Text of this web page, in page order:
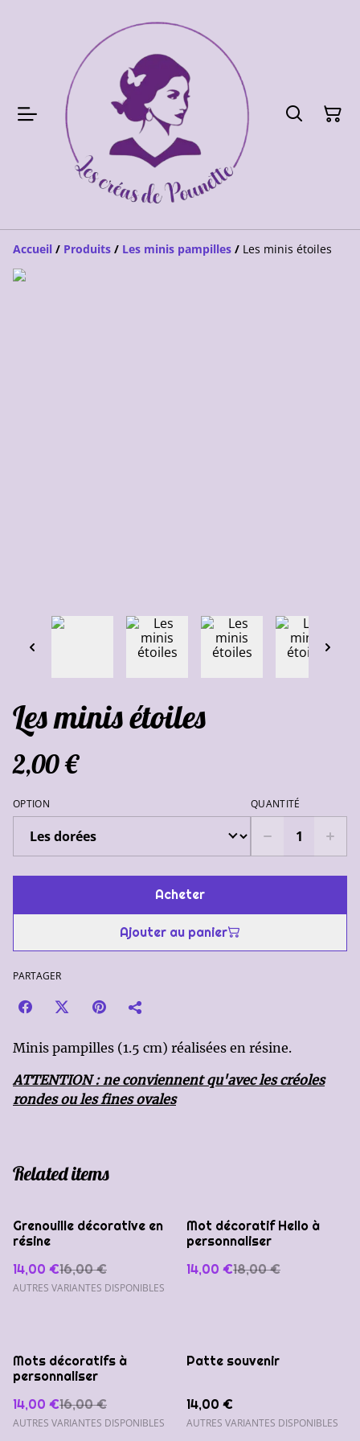
Accueil / Produits / Les minis pampilles / Les minis étoiles
Les minis étoiles
2,00 €
OPTION QUANTITÉ
Acheter
Ajouter au panier
PARTAGER
Minis pampilles (1.5 cm) réalisées en résine.
ATTENTION : ne conviennent qu'avec les créoles
rondes ou les fines ovales
Related items
%
Grenouille décorative en
résine
14,00 €16,00 €
AUTRES VARIANTES DISPONIBLES
%
Mot décoratif Hello à
personnaliser
14,00 €18,00 €
%
Mots décoratifs à
personnaliser
14,00 €16,00 €
AUTRES VARIANTES DISPONIBLES
Patte souvenir
14,00 €
AUTRES VARIANTES DISPONIBLES